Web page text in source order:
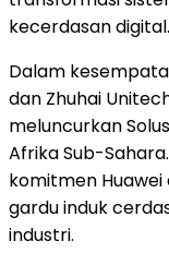
kecerdasan digital.
Dalam
dan Zhuhai
meluncurkan
Afrika Sub-
komitmen
gardu induk
industri.